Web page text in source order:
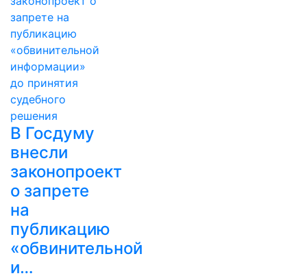
В Госдуму
внесли
законопроект
о запрете
на
публикацию
«обвинительной
и…